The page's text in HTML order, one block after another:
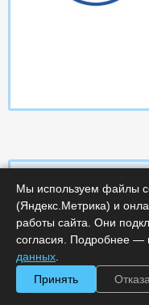
0000-
Мы используем файлы
(Яндекс.Метрика) и
работы сайта. Они
согласия. Подробнее —
данных
Принять